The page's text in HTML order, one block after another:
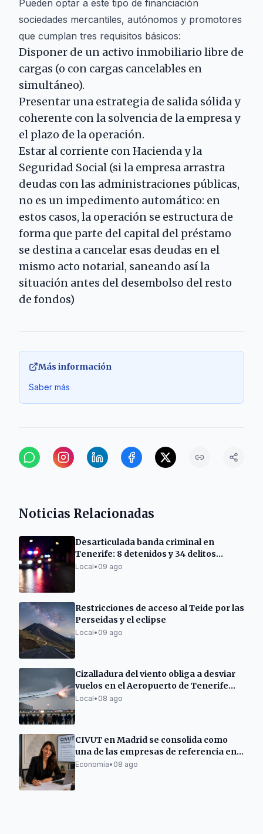
Pueden optar a este tipo de financiación
sociedades mercantiles, autónomos y promotores
que cumplan tres requisitos básicos:
Disponer de un activo inmobiliario libre de
cargas (o con cargas cancelables en
simultáneo).
Presentar una estrategia de salida sólida y
coherente con la solvencia de la empresa y
el plazo de la operación.
Estar al corriente con Hacienda y la
Seguridad Social (si la empresa arrastra
deudas con las administraciones públicas,
no es un impedimento automático: en
estos casos, la operación se estructura de
forma que parte del capital del préstamo
se destina a cancelar esas deudas en el
mismo acto notarial, saneando así la
situación antes del desembolso del resto
de fondos)
Más información
Saber más
Noticias Relacionadas
Desarticulada banda criminal en
Tenerife: 8 detenidos y 34 delitos
esclarecidos
Local• 09 ago
Restricciones de acceso al Teide por las
Perseidas y el eclipse
Local• 09 ago
Cizalladura del viento obliga a desviar
vuelos en el Aeropuerto de Tenerife
Sur
Local• 08 ago
CIVUT en Madrid se consolida como
una de las empresas de referencia en
la tramitación de licencias turísticas
Economía• 08 ago